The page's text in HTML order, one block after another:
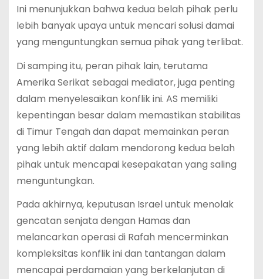
Ini menunjukkan bahwa kedua belah pihak perlu
lebih banyak upaya untuk mencari solusi damai
yang menguntungkan semua pihak yang terlibat.
Di samping itu, peran pihak lain, terutama
Amerika Serikat sebagai mediator, juga penting
dalam menyelesaikan konflik ini. AS memiliki
kepentingan besar dalam memastikan stabilitas
di Timur Tengah dan dapat memainkan peran
yang lebih aktif dalam mendorong kedua belah
pihak untuk mencapai kesepakatan yang saling
menguntungkan.
Pada akhirnya, keputusan Israel untuk menolak
gencatan senjata dengan Hamas dan
melancarkan operasi di Rafah mencerminkan
kompleksitas konflik ini dan tantangan dalam
mencapai perdamaian yang berkelanjutan di